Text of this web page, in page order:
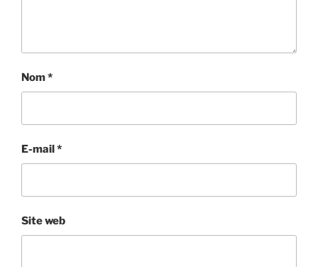
Nom*
E-mail*
Site web